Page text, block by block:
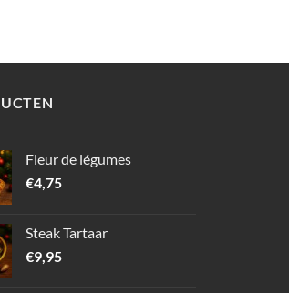
Fleur de légumes
€4,75
Steak Tartaar
€9,95